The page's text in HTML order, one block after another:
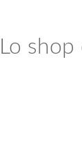
Lo